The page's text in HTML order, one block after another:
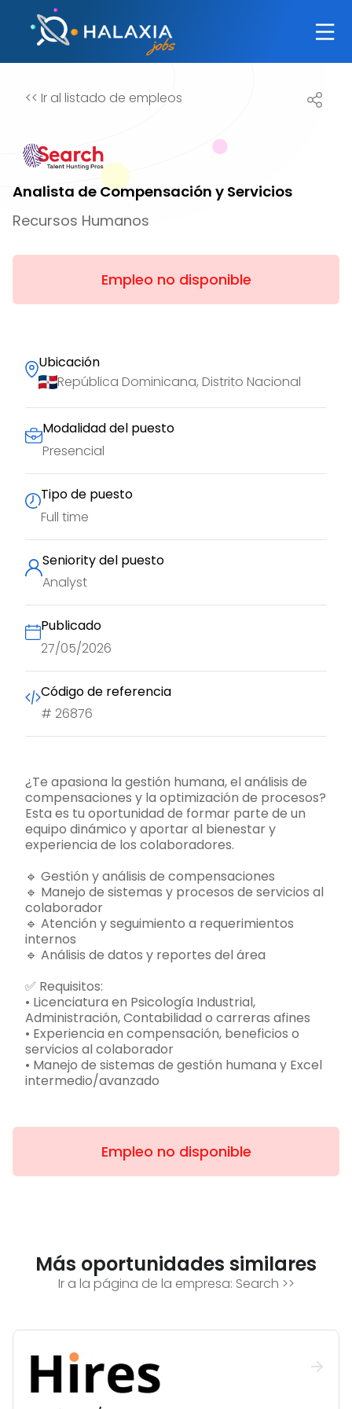
<< Ir al listado de empleos
¿Te apasiona la gestión humana, el análisis de
compensaciones y la optimización de procesos?
Esta es tu oportunidad de formar parte de un
equipo dinámico y aportar al bienestar y
experiencia de los colaboradores.
🔹 Gestión y análisis de compensaciones
🔹 Manejo de sistemas y procesos de servicios al
colaborador
🔹 Atención y seguimiento a requerimientos
internos
🔹 Análisis de datos y reportes del área
✅ Requisitos:
• Licenciatura en Psicología Industrial,
Administración, Contabilidad o carreras afines
• Experiencia en compensación, beneficios o
servicios al colaborador
• Manejo de sistemas de gestión humana y Excel
intermedio/avanzado
Analista de Compensación y Servicios
Recursos Humanos
Empleo no disponible
Ubicación
República Dominicana, Distrito Nacional
Modalidad del puesto
Presencial
Tipo de puesto
Full time
Seniority del puesto
Analyst
Publicado
27/05/2026
Código de referencia
# 26876
Empleo no disponible
Más oportunidades similares
Ir a la página de la empresa: Search >>